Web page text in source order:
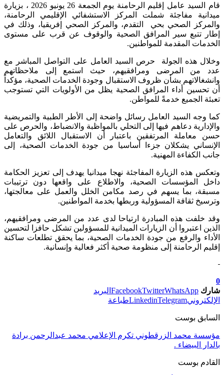
قام السيد عامل إقليم الرحامنة يوم الجمعة 26 يونيو 2026 ، بزيارة
ميدانية مفاجئة شملت المركز الاستشفائي الإقليمي الرحامنة،
والمركز الصحي بحي التقدم، والمركز الصحي إفريقيا، وذلك في
إطار تتبع سير المرافق الصحية والوقوف عن قرب على مستوى
الخدمات المقدمة للمواطنين.
وخلال هذه الجولة حرص السيد العامل على التواصل المباشر مع
عدد من المرضى ومرافقيهم، حيث استمع إلى ملاحظاتهم
وانشغالاتهم بشأن ظروف الاستقبال وجودة الخدمات الصحية، مؤكداً
أن تحسين أداء المرافق الصحية يظل من الأولويات التي تستوجب
تعبئة الجميع خدمةً للمواطن.
كما وجه السيد العامل رسائل واضحة إلى الأطر الطبية والتمريضية
والإدارية دعاهم فيها إلى التحلي بالمواظبة والانضباط، والحرص على
حسن معاملة المرتفقين باعتبار أن الاستقبال اللائق والتعامل
الإنساني يشكلان جزءا أساسيا من جودة الخدمات الصحية، إلى
جانب الكفاءة المهنية.
وتعكس هذه الزيارة المفاجئة نهجا ميدانيا يهدف إلى تعزيز الحكامة
داخل المؤسسات الصحية، والاطلاع على واقعها دون ترتيبات
مسبقة، بما يسهم في رصد مكامن الخلل والعمل على معالجتها،
وترسيخ ثقافة المسؤولية وربطها بخدمة المواطنين.
وقد خلفت هذه المبادرة ارتياحا لدى عدد من المرضى ومرافقيهم،
الذين اعتبروا أن الزيارات الميدانية للمسؤولين تشكل حافزا لتحسين
الأداء والرفع من جودة الخدمات الصحية، بما يحقق تطلعات ساكنة
إقليم الرحامنة إلى منظومة صحية أكثر فعالية وإنسانية.
0
شارك
FacebookTwitterWhatsApp
البريد
الإلكتروني
LinkedinTelegram طباعة
السابق بوست
مؤسسة محمد الزرقطوني تكرم الإعلامي محمد عبدالرحمن برادة
بالدار البيضاء .
القادم بوست